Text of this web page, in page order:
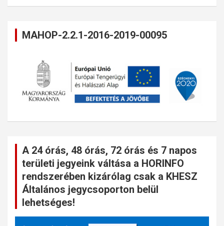
MAHOP-2.2.1-2016-2019-00095
A 24 órás, 48 órás, 72 órás és 7 napos
területi jegyeink váltása a HORINFO
rendszerében kizárólag csak a KHESZ
Általános jegycsoporton belül
lehetséges!